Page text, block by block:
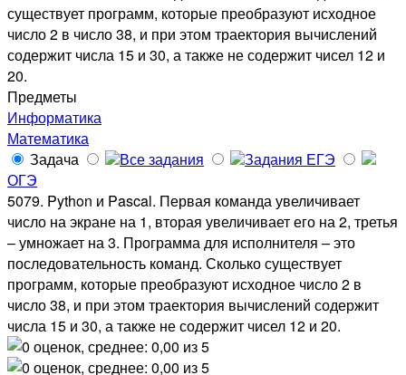
существует программ, которые преобразуют исходное
число 2 в число 38, и при этом траектория вычислений
содержит числа 15 и 30, а также не содержит чисел 12 и
20.
Предметы
Информатика
Математика
Задача
Все задания
Задания ЕГЭ
ОГЭ
5079. Python и Pascal. Первая команда увеличивает
число на экране на 1, вторая увеличивает его на 2, третья
– умножает на 3. Программа для исполнителя – это
последовательность команд. Сколько существует
программ, которые преобразуют исходное число 2 в
число 38, и при этом траектория вычислений содержит
числа 15 и 30, а также не содержит чисел 12 и 20.